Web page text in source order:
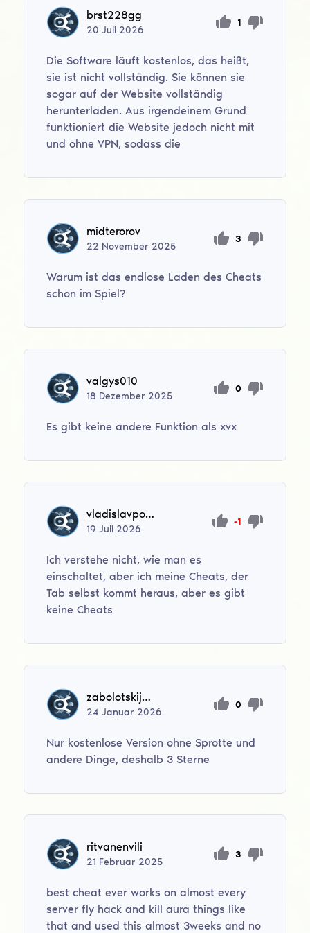
brst228gg
20Juli 2026
1
Die Software läuft kostenlos, das heißt,
sie ist nicht vollständig. Sie können sie
sogar auf der Website vollständig
herunterladen. Aus irgendeinem Grund
funktioniert die Website jedoch nicht mit
und ohne VPN, sodass die
midterorov
22 November 2025
3
Warum ist das endlose Laden des Cheats
schon im Spiel?
valgys010
18 Dezember 2025
0
Es gibt keine andere Funktion als xvx
vladislavponomarev1307
19Juli 2026
-1
Ich verstehe nicht, wie man es
einschaltet, aber ich meine Cheats, der
Tab selbst kommt heraus, aber es gibt
keine Cheats
zabolotskijgleb16
24Januar 2026
0
Nur kostenlose Version ohne Sprotte und
andere Dinge, deshalb 3 Sterne
ritvanenvili
21 Februar 2025
3
best cheat ever works on almost every
server fly hack and kill aura things like
that and used this almost 3weeks and no